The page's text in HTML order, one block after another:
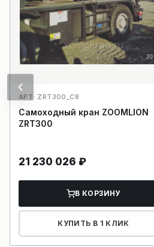
АРТ: ZRT300_C8
Самоходный кран ZOOMLION
ZRT300
21 230 026 ₽
В КОРЗИНУ
КУПИТЬ В 1 КЛИК